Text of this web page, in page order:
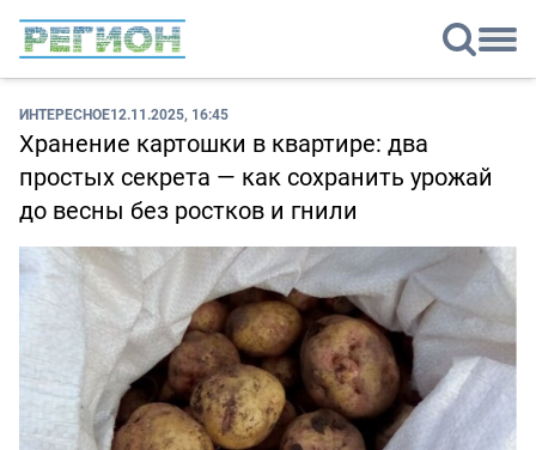
ИНТЕРЕСНОЕ12.11.2025, 16:45
Хранение картошки в квартире: два
простых секрета — как сохранить урожай
до весны без ростков и гнили